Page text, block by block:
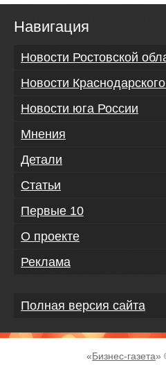
Навигация
Новости Ростовской
Новости
Новости юга России
Мнения
Детали
Статьи
Первые 10
О проекте
Реклама
Полная версия сайта
«Бизнес-газета»